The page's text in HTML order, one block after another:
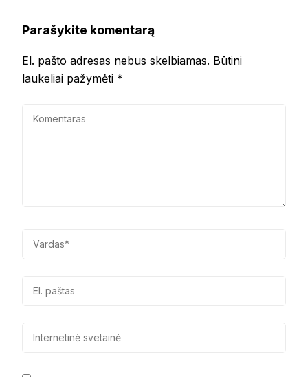
Parašykite komentarą
El. pašto adresas nebus skelbiamas. Būtini
laukeliai pažymėti *